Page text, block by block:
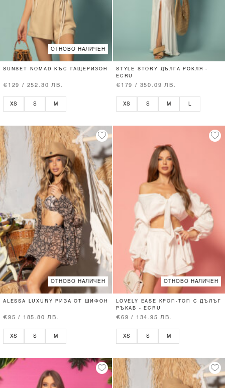
ОТНОВО НАЛИЧЕН
SUNSET NOMAD КЪС ГАЩЕРИЗОН
€129 / 252.30 ЛВ.
XS S M
STYLE STORY ДЪЛГА РОКЛЯ -
ECRU
€179 / 350.09 ЛВ.
XS S M
ОТНОВО НАЛИЧЕН
ALESSA LUXURY РИЗА ОТ ШИФОН
€95 / 185.80 ЛВ.
XS S M
ОТНОВО НАЛИЧЕН
LOVELY EASE КРОП-ТОП С ДЪЛЪГ
РЪКАВ - ECRU
€69 / 134.95 ЛВ.
XS S M